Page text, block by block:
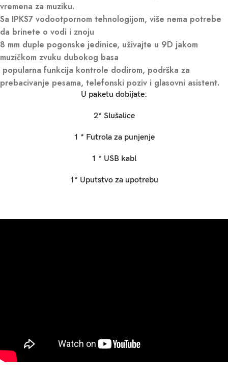
vremena za muziku.
Sa IPKS7 vodootpornom tehnologijom, više nema potrebe
da brinete o vodi i znoju
8 mm duple pogonske jedinice, uživajte u 9D jakom
muzičkom zvuku dubokog basa
popularna funkcija kontrole dodirom, podrška za
prebacivanje pesama, telefonski poziv i glasovni asistent.
U paketu dobijate:
2* Slušalice
1 * Futrola za punjenje
1 * USB kabl
1* Uputstvo za upotrebu